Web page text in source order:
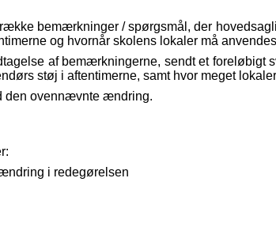
bemærkninger / spørgsmål, der
og hvornår skolens lokaler må
af bemærkningerne, sendt et foreløbigt
støj i aftentimerne, samt hvor meget
den ovennævnte ændring.
i redegørelsen